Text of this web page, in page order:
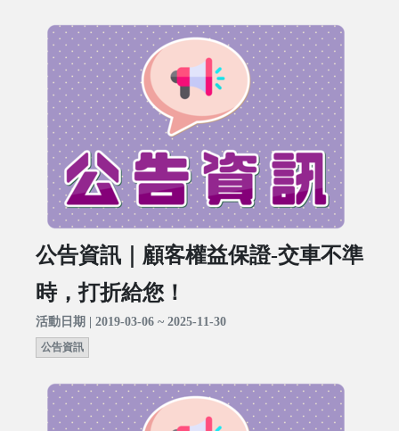
公告資訊｜顧客權益保證-交車不準
時，打折給您！
活動日期 | 2019-03-06 ~ 2025-11-30
公告資訊